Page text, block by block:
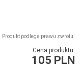
Produkt podlega prawu zwrotu.
Cena produktu:
105 PLN